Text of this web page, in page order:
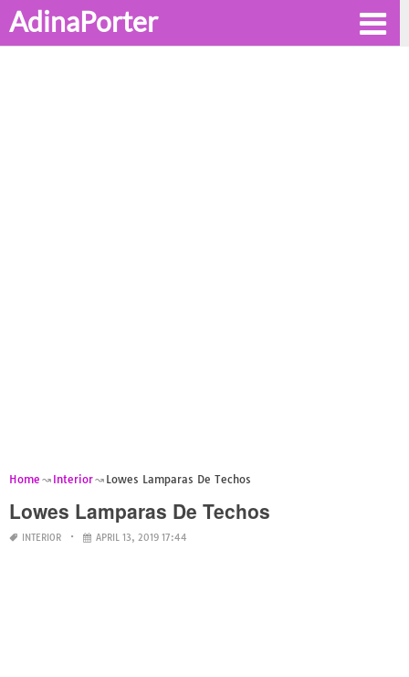
AdinaPorter
Home Interior Lowes Lamparas De Techos
Lowes Lamparas De Techos
INTERIOR APRIL 13, 2019 17:44